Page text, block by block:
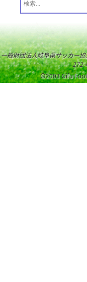
一般財団法人岐阜県サッカー
272-
©2003 Gifu